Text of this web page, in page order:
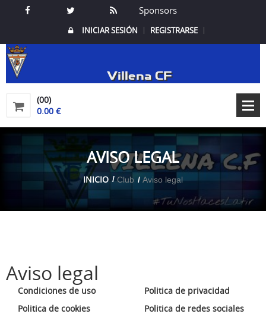
Sponsors
INICIAR SESIÓN REGISTRARSE
Villena CF
(00)
0.00 €
AVISO LEGAL
INICIO Club Aviso legal
Aviso legal
Condiciones de uso
Politica de privacidad
Politica de cookies
Politica de redes sociales